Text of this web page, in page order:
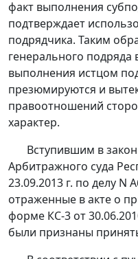
факт выполнения
подтверждает
подрядчика. Таким
генерального подряда
выполнения истцом
презюмируются и
правоотношений
характер.
Вступившим в
Арбитражного суда
23.09.2013 г. по делу N
отраженные в акте о
форме КС-3 от
были признаны